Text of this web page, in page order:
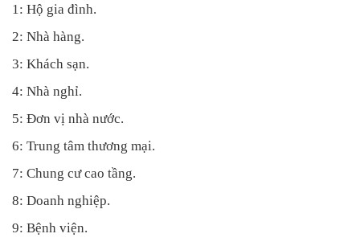
1: Hộ gia đình.
2: Nhà hàng.
3: Khách sạn.
4: Nhà nghỉ.
5: Đơn vị nhà nước.
6: Trung tâm thương mại.
7: Chung cư cao tầng.
8: Doanh nghiệp.
9: Bệnh viện.